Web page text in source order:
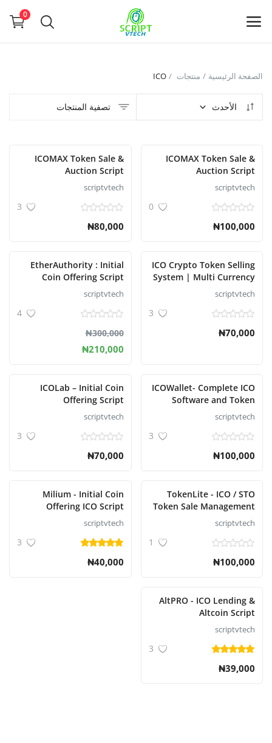
0
بيع
Main Menu
الصفحة الرئيسية
Blog
تسجيل الدخول
تسجيل
الصفحة الرئيسية منتجات ICO
تصفية المنتجات
ICOMAX Token Sale &
Auction Script
scriptvtech
0
₦100,000
ICOMAX Token Sale &
Auction Script
scriptvtech
₦80,000
ICO Crypto Token Selling
System | Multi Currency
| Multi Wallet Script
scriptvtech
₦70,000
EtherAuthority : Initial
Coin Offering Script
scriptvtech
₦300,000
₦210,000
ICOWallet- Complete ICO
Software and Token
Launching Script
scriptvtech
₦100,000
ICOLab – Initial Coin
Offering Script
scriptvtech
₦70,000
TokenLite - ICO / STO
Token Sale Management
Dashboard Script
scriptvtech
₦100,000
Milium - Initial Coin
Offering ICO Script
Version 5.2
scriptvtech
₦40,000
AltPRO - ICO Lending &
Altcoin Script
scriptvtech
₦39,000